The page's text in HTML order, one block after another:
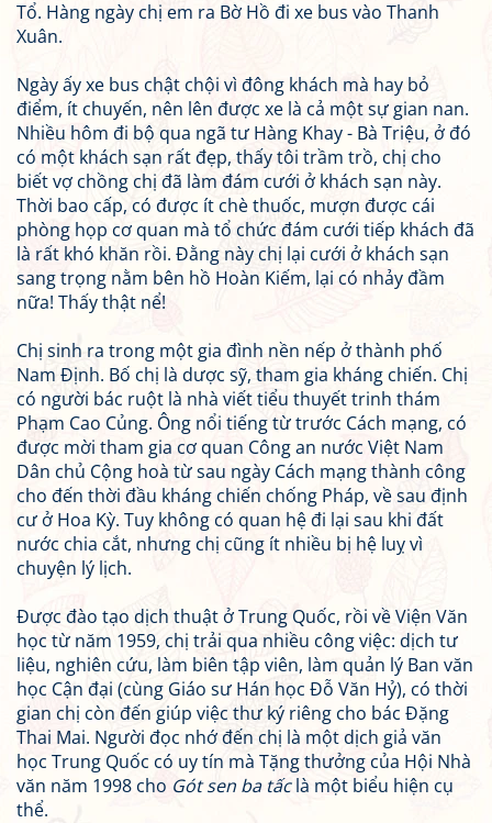
Tổ. Hàng ngày chị em ra Bờ Hồ đi xe bus vào Thanh
Xuân.
Ngày ấy xe bus chật chội vì đông khách mà hay bỏ
điểm, ít chuyến, nên lên được xe là cả một sự gian nan.
Nhiều hôm đi bộ qua ngã tư Hàng Khay - Bà Triệu, ở đó
có một khách sạn rất đẹp, thấy tôi trầm trồ, chị cho
biết vợ chồng chị đã làm đám cưới ở khách sạn này.
Thời bao cấp, có được ít chè thuốc, mượn được cái
phòng họp cơ quan mà tổ chức đám cưới tiếp khách đã
là rất khó khăn rồi. Đằng này chị lại cưới ở khách sạn
sang trọng nằm bên hồ Hoàn Kiếm, lại có nhảy đầm
nữa! Thấy thật nể!
Chị sinh ra trong một gia đình nền nếp ở thành phố
Nam Định. Bố chị là dược sỹ, tham gia kháng chiến. Chị
có người bác ruột là nhà viết tiểu thuyết trinh thám
Phạm Cao Củng. Ông nổi tiếng từ trước Cách mạng, có
được mời tham gia cơ quan Công an nước Việt Nam
Dân chủ Cộng hoà từ sau ngày Cách mạng thành công
cho đến thời đầu kháng chiến chống Pháp, về sau định
cư ở Hoa Kỳ. Tuy không có quan hệ đi lại sau khi đất
nước chia cắt, nhưng chị cũng ít nhiều bị hệ luỵ vì
chuyện lý lịch.
Được đào tạo dịch thuật ở Trung Quốc, rồi về Viện Văn
học từ năm 1959, chị trải qua nhiều công việc: dịch tư
liệu, nghiên cứu, làm biên tập viên, làm quản lý Ban văn
học Cận đại (cùng Giáo sư Hán học Đỗ Văn Hỷ), có thời
gian chị còn đến giúp việc thư ký riêng cho bác Đặng
Thai Mai. Người đọc nhớ đến chị là một dịch giả văn
học Trung Quốc có uy tín mà Tặng thưởng của Hội Nhà
văn năm 1998 cho Gót sen ba tấclà một biểu hiện cụ
thể.